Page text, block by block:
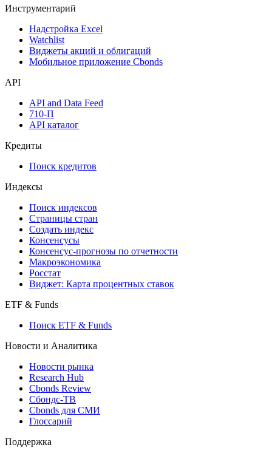
Инструментарий
Надстройка Excel
Watchlist
Виджеты акций и облигаций
Мобильное приложение Cbonds
API
API and Data Feed
710-П
API каталог
Кредиты
Поиск кредитов
Индексы
Поиск индексов
Страницы стран
Создать индекс
Консенсусы
Консенсус-прогнозы по отчетности
Макроэкономика
Росстат
Виджет: Карта процентных ставок
ETF & Funds
Поиск ETF & Funds
Новости и Аналитика
Новости рынка
Research Hub
Cbonds Review
Сбондс-ТВ
Cbonds для СМИ
Глоссарий
Поддержка